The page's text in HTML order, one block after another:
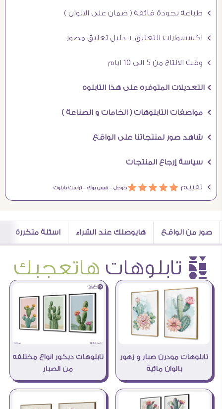
Ö طباعة بجودة فائقة ( ضمان على الالوان )
Ö اكسسوارات التعليق + دليل تعليق مصور
Ö وقت الانتاج من 5 الى 10 ايام
Ö التعديلات المتوفره على هذا التابلوه
Ö مواصفات التابلوهات ( الخامات و الصناعة )
Ö شاهد صور لمنتجاتنا على الواقع
Ö سياسة إرجاع المنتجات
Ö تقييم áááááجوجل –فيس بوك –تراست بايلوت
صور من الواقع هايوصلك عند الشراء اسئلة متكررة
è تابلوهات هاتعجبك
تابلوهات مودرن صبار و زهور
بالوان مائية
تابلوهات ديكور انواع مختلفه
من الصبار